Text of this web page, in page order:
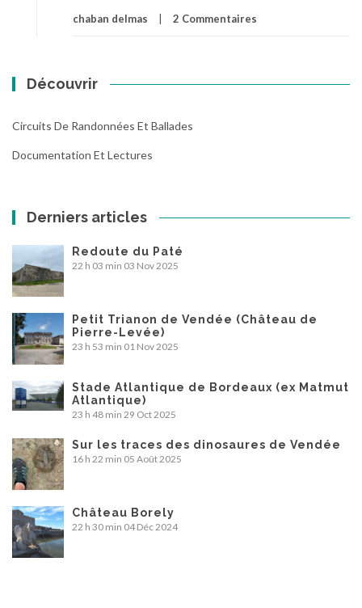
chaban delmas 2 Commentaires
Découvrir
Circuits De Randonnées Et Ballades
Documentation Et Lectures
Derniers articles
Redoute du Paté
22 h 03 min 03 Nov 2025
Petit Trianon de Vendée (Château de
Pierre-Levée)
23 h 53 min 01 Nov 2025
Stade Atlantique de Bordeaux (ex Matmut
Atlantique)
23 h 48 min 29 Oct 2025
Sur les traces des dinosaures de Vendée
16 h 22 min 05 Août 2025
Château Borely
22 h 30 min 04 Déc 2024